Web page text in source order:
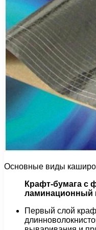
Основные виды
Крафт-бумага с
ламинационный
Первый слой